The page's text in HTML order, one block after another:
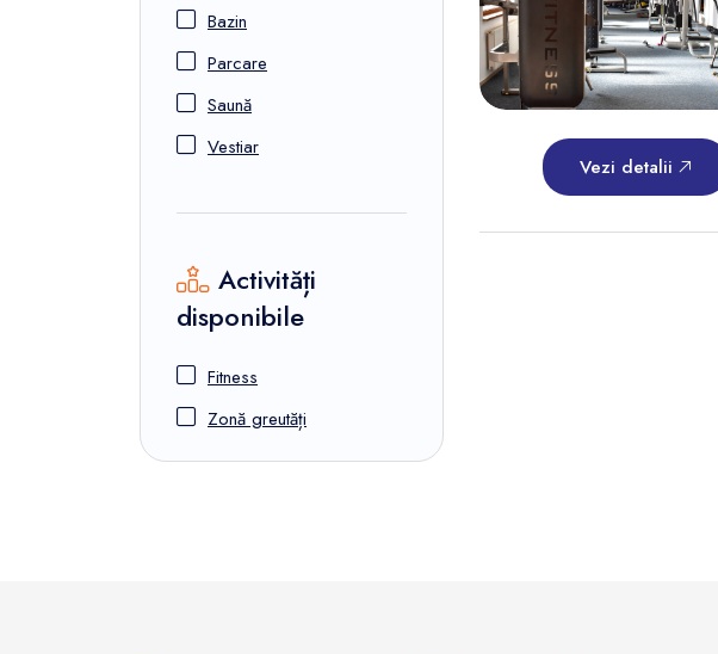
Bazin
Parcare
Saună
Vestiar
Activități
disponibile
Fitness
Zonă greutăți
Vezi detalii